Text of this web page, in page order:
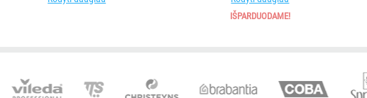
IŠPARDUODAME!